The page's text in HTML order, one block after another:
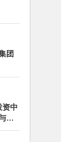
团
资中
案